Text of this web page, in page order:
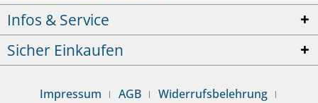
Infos & Service
Sicher Einkaufen
Impressum AGB
Widerrufsbelehrung